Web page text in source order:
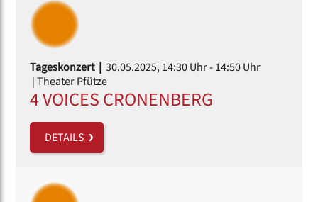
Tageskonzert | 30.05.2025, 14:30 Uhr- 14:50 Uhr
| Theater Pfütze
4 VOICES CRONENBERG
DETAILS